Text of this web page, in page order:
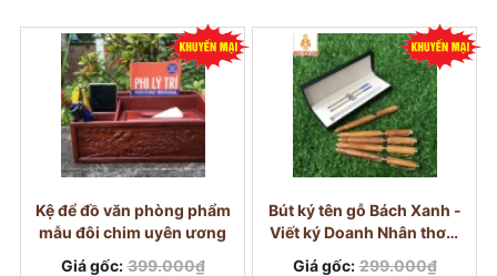
Kệ để đồ văn phòng phẩm
mẫu đôi chim uyên ương
Giá gốc: 399.000₫
Bút ký tên gỗ Bách Xanh -
Viết ký Doanh Nhân thơm
Giá gốc: 299.000₫